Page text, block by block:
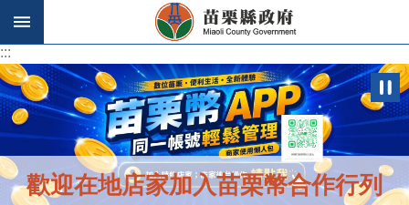
跳到主要內容區塊
:::
:::
歡迎在地店家加入苗栗幣合作行列